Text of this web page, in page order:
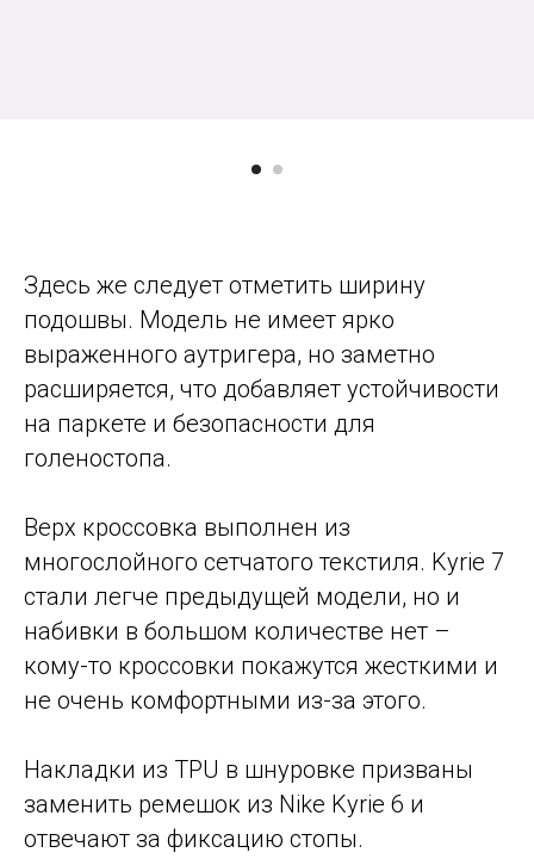
Здесь же следует отметить ширину
подошвы. Модель не имеет ярко
выраженного аутригера, но заметно
расширяется, что добавляет устойчивости
на паркете и безопасности для
голеностопа.
Верх кроссовка выполнен из
многослойного сетчатого текстиля. Kyrie 7
стали легче предыдущей модели, но и
набивки в большом количестве нет –
кому-то кроссовки покажутся жесткими и
не очень комфортными из-за этого.
Накладки из TPU в шнуровке призваны
заменить ремешок из Nike Kyrie 6 и
отвечают за фиксацию стопы.